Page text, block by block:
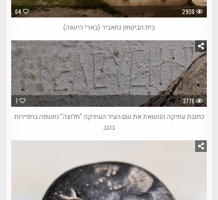
64 2908
בית הביטחון נחאביר (בארי הישנה)
7 3776
כתובת עתיקה הנושאת את שם העיר העתיקה "חלוצה" נחשפה בחפירות
בנגב